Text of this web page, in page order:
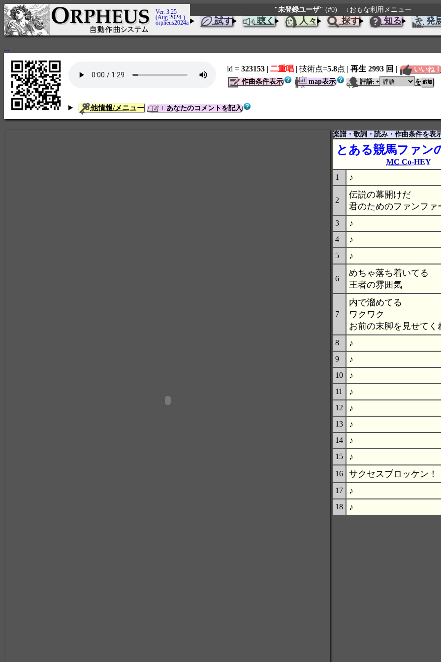
Ver. 3.25
(Aug 2024-)
orpheus2024a
"未登録ユーザ" (#0) ↓おもな利用メニュー
試す 聴く 人々 探す 知る 発
...
id = 323153 | 二重唱 | 技術点=5.8点 | 再生 2993 回 | いいね！
作曲条件表示 map表示 評語: + を
他情報/メニュー ↑ あなたのコメントを記入
楽譜・歌詞・読み・作曲条件を表
とある競馬ファン
MC Co-HEY
1
♪
2
伝説の幕開けだ
君のためのファンファ
3 ♪
4
♪
5
♪
6
めちゃ落ち着いてる
王者の雰囲気
7
内で溜めてる
ワクワク
お前の末脚を見せてく
8 ♪
9
♪
10
♪
11
♪
12
♪
13
♪
14
♪
15
♪
16 サクセスブロッケン！
17
♪
18
♪